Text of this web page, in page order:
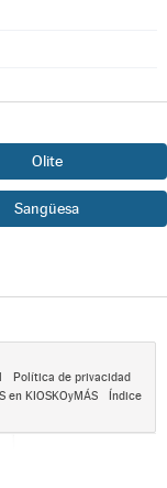
Olite
Sangüesa
Política de privacidad
en KIOSKOyMÁS
Índice